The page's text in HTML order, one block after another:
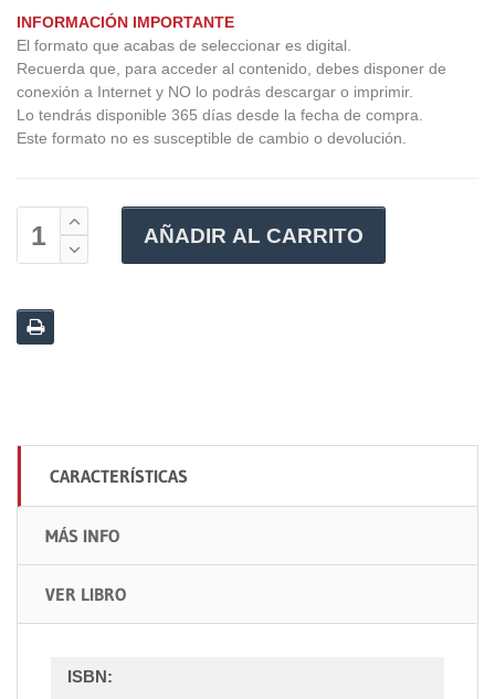
INFORMACIÓN IMPORTANTE
El formato que acabas de seleccionar es digital.
Recuerda que, para acceder al contenido, debes disponer de
conexión a Internet y NO lo podrás descargar o imprimir.
Lo tendrás disponible 365 días desde la fecha de compra.
Este formato no es susceptible de cambio o devolución.
AÑADIR AL CARRITO
CARACTERÍSTICAS
MÁS INFO
VER LIBRO
ISBN: